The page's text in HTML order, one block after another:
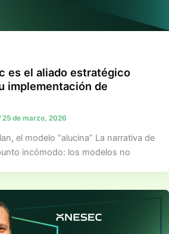
es el aliado estratégico
implementación de
25 de marzo, 2026
el modelo “alucina” La narrativa de
incómodo: los modelos no